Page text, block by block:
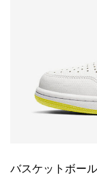
バスケットボー